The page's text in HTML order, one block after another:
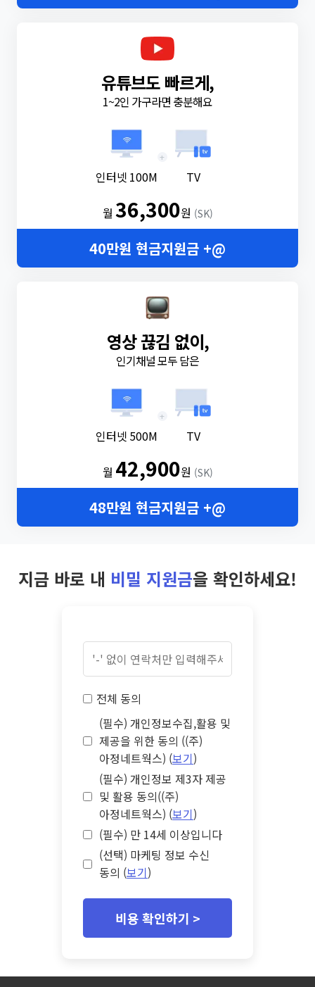
유튜브도 빠르게,
1~2인 가구라면 충분해요
인터넷 100M
+
TV
월36,300원 (SK)
40만원 현금지원금 +@
영상 끊김 없이,
인기채널 모두 담은
인터넷 500M
+
TV
월 42,900원 (SK)
48만원 현금지원금 +@
지금 바로 내 비밀 지원금을 확인하세요!
전체 동의
(필수) 개인정보수집,활용 및
제공을 위한 동의 ((주)
아정네트웍스) (보기)
(필수) 개인정보 제3자 제공
및 활용 동의((주)
아정네트웍스) (보기)
(필수) 만 14세 이상입니다
(선택) 마케팅 정보 수신
동의 (보기)
비용 확인하기 >